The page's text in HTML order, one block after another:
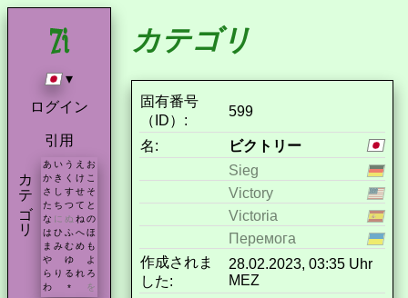
▾
ログイン
引用
カテゴリ あ い う え お
か き く け こ
さ し す せ そ
た ち つ て と
な に ぬ ね の
は ひ ふ へ ほ
ま み む め も
や
ゆ
よ
ら り る れ ろ
わ
* を
カテゴリ
固有番号
（ID）:
599
名:
ビクトリー
Sieg
Victory
Victoria
Перемога
作成されま
した:
28.02.2023, 03:35 Uhr
MEZ